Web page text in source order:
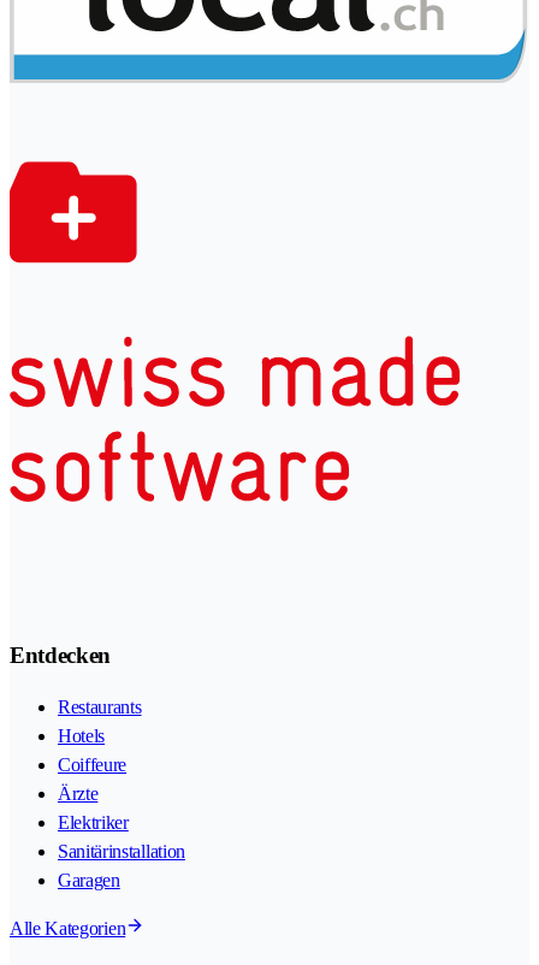
Entdecken
Restaurants
Hotels
Coiffeure
Ärzte
Elektriker
Sanitärinstallation
Garagen
Alle Kategorien